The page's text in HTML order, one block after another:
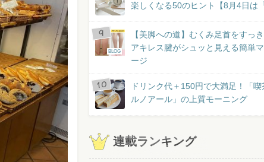
楽しくなる50のヒント【8月4日は「
BLOG
【美脚への道】むくみ足首をすっき
アキレス腱がシュッと見える簡単
ージ
ドリンク代＋150円で大満足！「喫
ルノアール」の上質モーニング
連載ランキング